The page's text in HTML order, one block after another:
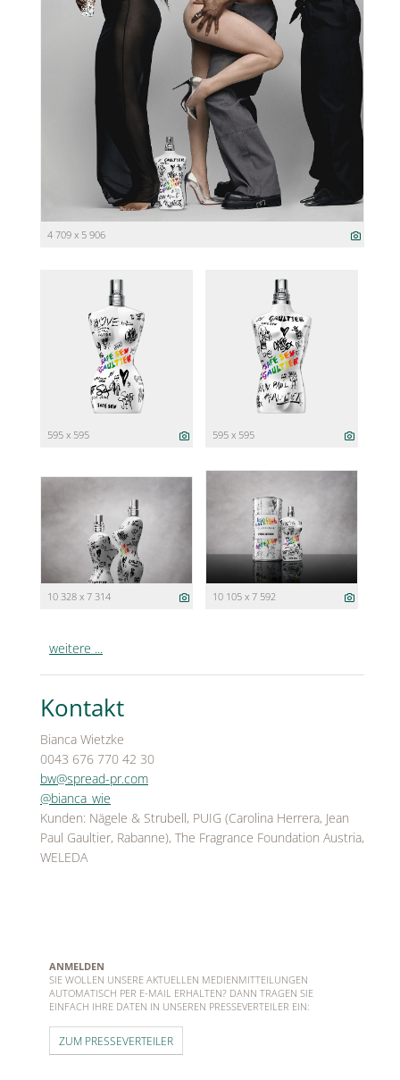
4 709 x 5 906
595 x 595 595 x 595
10 328 x 7 314 10 105 x 7 592
weitere ...
Kontakt
Bianca Wietzke
0043 676 770 42 30
bw@spread-pr.com
@bianca_wie
Kunden: Nägele & Strubell, PUIG (Carolina Herrera, Jean
Paul Gaultier, Rabanne), The Fragrance Foundation Austria,
WELEDA
ANMELDEN
SIE WOLLEN UNSERE AKTUELLEN MEDIENMITTEILUNGEN
AUTOMATISCH PER E-MAIL ERHALTEN? DANN TRAGEN SIE
EINFACH IHRE DATEN IN UNSEREN PRESSEVERTEILER EIN:
ZUM PRESSEVERTEILER